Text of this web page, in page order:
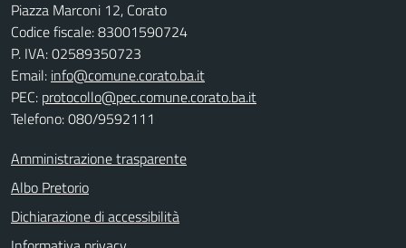
Piazza Marconi 12, Corato
Codice fiscale: 83001590724
P. IVA: 02589350723
Email: info@comune.corato.ba.it
PEC: protocollo@pec.comune.corato.ba.it
Telefono: 080/9592111
Amministrazione trasparente
Albo Pretorio
Dichiarazione di accessibilità